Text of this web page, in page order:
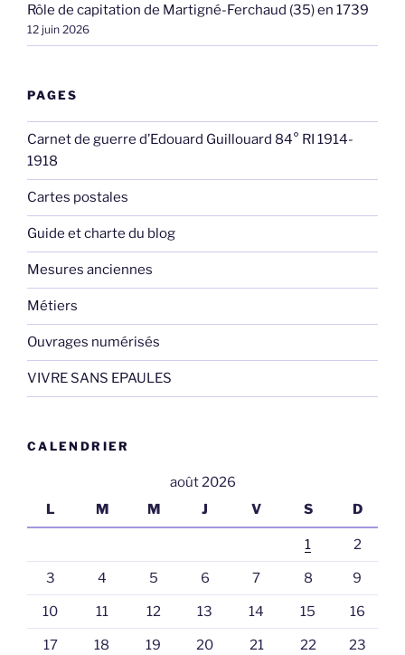
Rôle de capitation de Martigné-Ferchaud (35) en 1739
12 juin 2026
PAGES
Carnet de guerre d’Edouard Guillouard 84° RI 1914-
1918
Cartes postales
Guide et charte du blog
Mesures anciennes
Métiers
Ouvrages numérisés
VIVRE SANS EPAULES
CALENDRIER
août 2026
L
M M J V S D
1 2
3 4 5 6 7 8 9
10 11 12 13 14 15 16
17 18 19 20 21 22 23